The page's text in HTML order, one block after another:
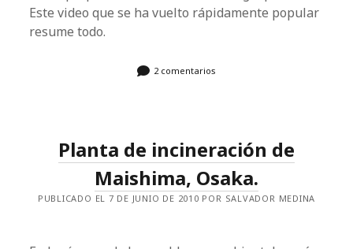
Este video que se ha vuelto rápidamente popular
resume todo.
2 comentarios
Planta de incineración de
Maishima, Osaka.
PUBLICADO EL 7 DE JUNIO DE 2010 POR SALVADOR MEDINA